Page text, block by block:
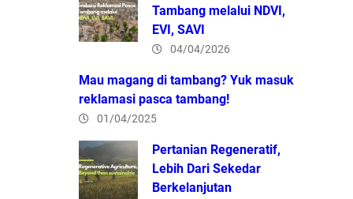
Tambang melalui NDVI,
EVI, SAVI
04/04/2026
Mau magang di tambang? Yuk masuk
reklamasi pasca tambang!
01/04/2025
Pertanian Regeneratif,
Lebih Dari Sekedar
Berkelanjutan